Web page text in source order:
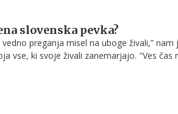
slovenska pevka?
preganja misel na uboge živali,” nam
vse, ki svoje živali zanemarjajo. "Ves čas